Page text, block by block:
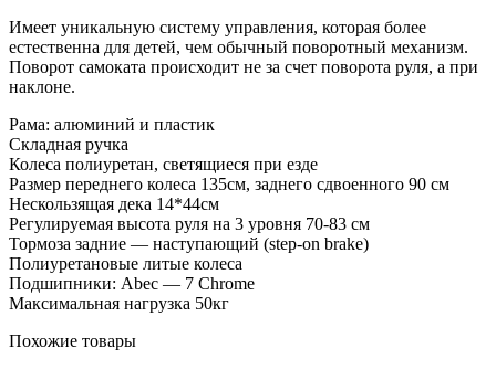
Имеет уникальную систему управления, которая более
естественна для детей, чем обычный поворотный механизм.
Поворот самоката происходит не за счет поворота руля, а при
наклоне.
Рама: алюминий и пластик
Складная ручка
Колеса полиуретан, светящиеся при езде
Размер переднего колеса 135см, заднего сдвоенного 90 см
Нескользящая дека 14*44см
Регулируемая высота руля на 3 уровня 70-83 см
Тормоза задние — наступающий (step-on brake)
Полиуретановые литые колеса
Подшипники: Abec — 7 Chrome
Максимальная нагрузка 50кг
Похожие товары